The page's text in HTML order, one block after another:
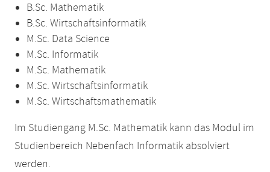
B.Sc. Mathematik
B.Sc. Wirtschaftsinformatik
M.Sc. Data Science
M.Sc. Informatik
M.Sc. Mathematik
M.Sc. Wirtschaftsinformatik
M.Sc. Wirtschaftsmathematik
Im Studiengang M.Sc. Mathematik kann das Modul im
Studienbereich Nebenfach Informatik absolviert
werden.